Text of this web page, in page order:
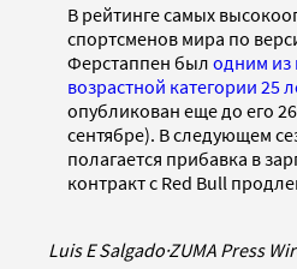
В рейтинге самых
спортсменов мира по
Ферстаппен был одним из
возрастной категории 25
опубликован еще до его
сентябре). В следующем
полагается прибавка в
контракт с Red Bull
Luis E Salgado·ZUMA Press